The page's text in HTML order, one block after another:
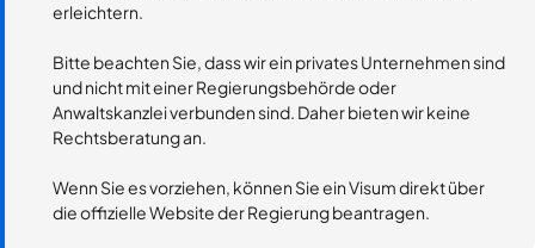
erleichtern.
Bitte beachten Sie, dass wir ein privates Unternehmen sind
und nicht mit einer Regierungsbehörde oder
Anwaltskanzlei verbunden sind. Daher bieten wir keine
Rechtsberatung an.
Wenn Sie es vorziehen, können Sie ein Visum direkt über
die offizielle Website der Regierung beantragen.